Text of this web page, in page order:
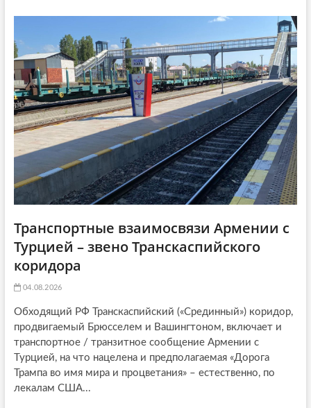
t
i
o
n
ь
я
:
я
:
Транспортные взаимосвязи Армении с
Турцией – звено Транскаспийского
коридора
04.08.2026
Обходящий РФ Транскаспийский («Срединный») коридор,
продвигаемый Брюсселем и Вашингтоном, включает и
транспортное / транзитное сообщение Армении с
Турцией, на что нацелена и предполагаемая «Дорога
Трампа во имя мира и процветания» – естественно, по
лекалам США...